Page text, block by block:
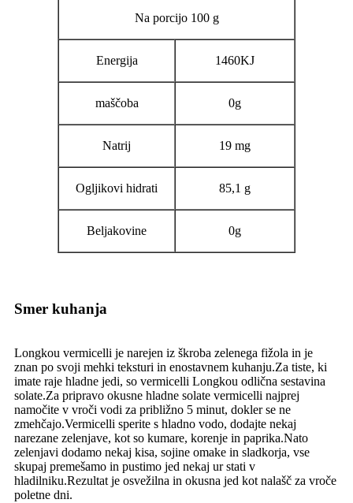
Na porcijo 100 g
Energija 1460KJ
maščoba 0g
Natrij 19 mg
Ogljikovi hidrati 85,1 g
Beljakovine 0g
Smer kuhanja
Longkou vermicelli je narejen iz škroba zelenega fižola in je
znan po svoji mehki teksturi in enostavnem kuhanju.Za tiste, ki
imate raje hladne jedi, so vermicelli Longkou odlična sestavina
solate.Za pripravo okusne hladne solate vermicelli najprej
namočite v vroči vodi za približno 5 minut, dokler se ne
zmehčajo.Vermicelli sperite s hladno vodo, dodajte nekaj
narezane zelenjave, kot so kumare, korenje in paprika.Nato
zelenjavi dodamo nekaj kisa, sojine omake in sladkorja, vse
skupaj premešamo in pustimo jed nekaj ur stati v
hladilniku.Rezultat je osvežilna in okusna jed kot nalašč za vroče
poletne dni.